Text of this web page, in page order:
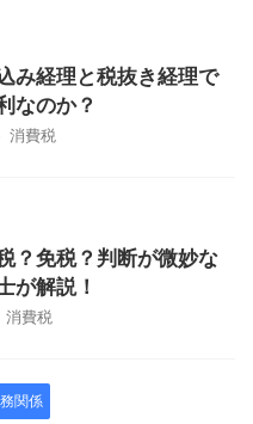
み経理と税抜き経理で
なのか？
消費税
？免税？判断が微妙な
が解説！
消費税
関係